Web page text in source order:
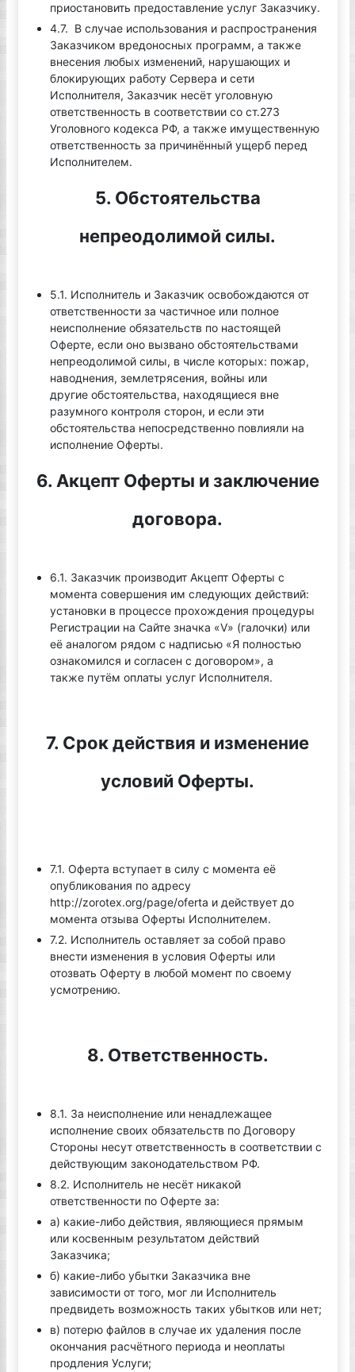
приостановить предоставление услуг Заказчику.
4.7. В случае использования и распространения
Заказчиком вредоносных программ, а также
внесения любых изменений, нарушающих и
блокирующих работу Сервера и сети
Исполнителя, Заказчик несёт уголовную
ответственность в соответствии со ст.273
Уголовного кодекса РФ, а также имущественную
ответственность за причинённый ущерб перед
Исполнителем.
5. Обстоятельства
непреодолимой силы.
5.1. Исполнитель и Заказчик освобождаются от
ответственности за частичное или полное
неисполнение обязательств по настоящей
Оферте, если оно вызвано обстоятельствами
непреодолимой силы, в числе которых: пожар,
наводнения, землетрясения, войны или
другие обстоятельства, находящиеся вне
разумного контроля сторон, и если эти
обстоятельства непосредственно повлияли на
исполнение Оферты.
6. Акцепт Оферты и заключение
договора.
6.1. Заказчик производит Акцепт Оферты с
момента совершения им следующих действий:
установки в процессе прохождения процедуры
Регистрации на Сайте значка «V» (галочки) или
её аналогом рядом с надписью «Я полностью
ознакомился и согласен с договором», а
также путём оплаты услуг Исполнителя.
7. Срок действия и изменение
условий Оферты.
7.1. Оферта вступает в силу с момента её
опубликования по адресу
http://zorotex.org/page/oferta и действует до
момента отзыва Оферты Исполнителем.
7.2. Исполнитель оставляет за собой право
внести изменения в условия Оферты или
отозвать Оферту в любой момент по своему
усмотрению.
8. Ответственность.
8.1. За неисполнение или ненадлежащее
исполнение своих обязательств по Договору
Стороны несут ответственность в соответствии с
действующим законодательством РФ.
8.2. Исполнитель не несёт никакой
ответственности по Оферте за:
а) какие-либо действия, являющиеся прямым
или косвенным результатом действий
Заказчика;
б) какие-либо убытки Заказчика вне
зависимости от того, мог ли Исполнитель
предвидеть возможность таких убытков или нет;
в) потерю файлов в случае их удаления после
окончания расчётного периода и неоплаты
продления Услуги;